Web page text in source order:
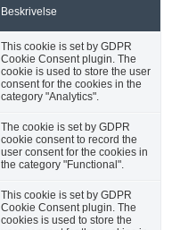
Beskrivelse
This cookie is set by GDPR
Cookie Consent plugin. The
cookie is used to store the user
consent for the cookies in the
category "Analytics".
The cookie is set by GDPR
cookie consent to record the
user consent for the cookies in
the category "Functional".
This cookie is set by GDPR
Cookie Consent plugin. The
cookies is used to store the